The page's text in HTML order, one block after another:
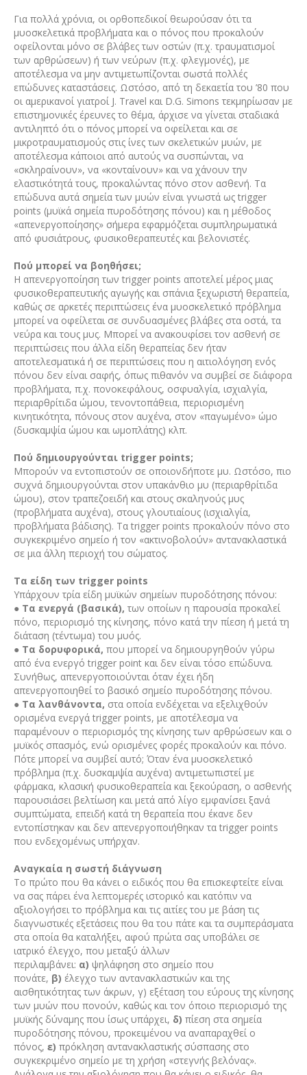
Για πολλά χρόνια, οι ορθοπεδικοί θεωρούσαν ότι τα
μυοσκελετικά προβλήματα και ο πόνος που προκαλούν
οφείλονται μόνο σε βλάβες των οστών (π.χ. τραυματισμοί
των αρθρώσεων) ή των νεύρων (π.χ. φλεγμονές), με
αποτέλεσμα να μην αντιμετωπίζονται σωστά πολλές
επώδυνες καταστάσεις. Ωστόσο, από τη δεκαετία του ’80 που
οι αμερικανοί γιατροί J. Travel και D.G. Simons τεκμηρίωσαν με
επιστημονικές έρευνες το θέμα, άρχισε να γίνεται σταδιακά
αντιληπτό ότι ο πόνος μπορεί να οφείλεται και σε
μικροτραυματισμούς στις ίνες των σκελετικών μυών, με
αποτέλεσμα κάποιοι από αυτούς να συσπώνται, να
«σκληραίνουν», να «κονταίνουν» και να χάνουν την
ελαστικότητά τους, προκαλώντας πόνο στον ασθενή. Τα
επώδυνα αυτά σημεία των μυών είναι γνωστά ως trigger
points (μυϊκά σημεία πυροδότησης πόνου) και η μέθοδος
«απενεργοποίησης» σήμερα εφαρμόζεται συμπληρωματικά
από φυσιάτρους, φυσικοθεραπευτές και βελονιστές.
Πού μπορεί να βοηθήσει;
Η απενεργοποίηση των trigger points αποτελεί μέρος μιας
φυσικοθεραπευτικής αγωγής και σπάνια ξεχωριστή θεραπεία,
καθώς σε αρκετές περιπτώσεις ένα μυοσκελετικό πρόβλημα
μπορεί να οφείλεται σε συνδυασμένες βλάβες στα οστά, τα
νεύρα και τους μυς. Μπορεί να ανακουφίσει τον ασθενή σε
περιπτώσεις που άλλα είδη θεραπείας δεν ήταν
αποτελεσματικά ή σε περιπτώσεις που η αιτιολόγηση ενός
πόνου δεν είναι σαφής, όπως πιθανόν να συμβεί σε διάφορα
προβλήματα, π.χ. πονοκεφάλους, οσφυαλγία, ισχιαλγία,
περιαρθρίτιδα ώμου, τενοντοπάθεια, περιορισμένη
κινητικότητα, πόνους στον αυχένα, στον «παγωμένο» ώμο
(δυσκαμψία ώμου και ωμοπλάτης) κλπ.
Πού δημιουργούνται trigger points;
Μπορούν να εντοπιστούν σε οποιονδήποτε μυ. Ωστόσο, πιο
συχνά δημιουργούνται στον υπακάνθιο μυ (περιαρθρίτιδα
ώμου), στον τραπεζοειδή και στους σκαληνούς μυς
(προβλήματα αυχένα), στους γλουτιαίους (ισχιαλ­γία,
προβλήματα βάδισης). Τα trigger points προκαλούν πόνο στο
συγκεκριμένο σημείο ή τον «ακτινοβολούν» αντανακλαστικά
σε μια άλλη περιοχή του σώματος.
Τα είδη των trigger points
Υπάρχουν τρία είδη μυϊκών σημείων πυροδότησης πόνου:
● Τα ενεργά (βασικά), των οποίων η παρουσία προκαλεί
πόνο, περιορισμό της κίνησης, πόνο κατά την πίεση ή μετά τη
διάταση (τέντωμα) του μυός.
● Τα δορυφορικά, που μπορεί να δημιουργηθούν γύρω
από ένα ενεργό trigger point και δεν είναι τόσο επώδυνα.
Συνήθως, απενεργοποιούνται όταν έχει ήδη
απενεργοποιηθεί το βασικό σημείο πυροδότησης πόνου.
● Tα λανθάνοντα, στα οποία ενδέχεται να εξελιχθούν
ορισμένα ενεργά trigger points, με αποτέλεσμα να
παραμένουν ο περιορισμός της κίνησης των αρθρώσεων και ο
μυϊκός σπασμός, ενώ ορισμένες φορές προκαλούν και πόνο.
Πότε μπορεί να συμβεί αυτό; Όταν ένα μυοσκελετικό
πρόβλημα (π.χ. δυσκαμψία αυχένα) αντιμετωπιστεί με
φάρμακα, κλασική φυσικοθεραπεία και ξεκούραση, ο ασθενής
παρουσιάσει βελτίωση και μετά από λίγο εμφανίσει ξανά
συμπτώματα, επειδή κατά τη θεραπεία που έκανε δεν
εντοπίστηκαν και δεν απενεργοποιήθηκαν τα trigger points
που ενδεχομένως υπήρχαν.
Αναγκαία η σωστή διάγνωση
Το πρώτο που θα κάνει ο ειδικός που θα επισκεφτείτε είναι
να σας πάρει ένα λεπτομερές ιστορικό και κατόπιν να
αξιολογήσει το πρόβλημα και τις αιτίες του με βάση τις
διαγνωστικές εξετάσεις που θα του πάτε και τα συμπεράσματα
στα οποία θα καταλήξει, αφού πρώτα σας υποβάλει σε
ιατρικό έλεγχο, που μεταξύ άλλων
περιλαμβάνει: α) ψηλάφηση στο σημείο που
πονάτε, β) έλεγχο των αντανακλα­στικών και της
αισθητικότητας των άκρων, γ) εξέταση του εύρους της κίνησης
των μυών που πονούν, καθώς και τον όποιο περιορισμό της
μυϊκής δύναμης που ίσως υπάρχει, δ) πίεση στα σημεία
πυροδότησης πόνου, προκειμένου να αναπαραχθεί ο
πόνος, ε) πρόκληση αντανακλαστικής σύσπασης στο
συγκεκριμένο σημείο με τη χρήση «στεγνής βελόνας».